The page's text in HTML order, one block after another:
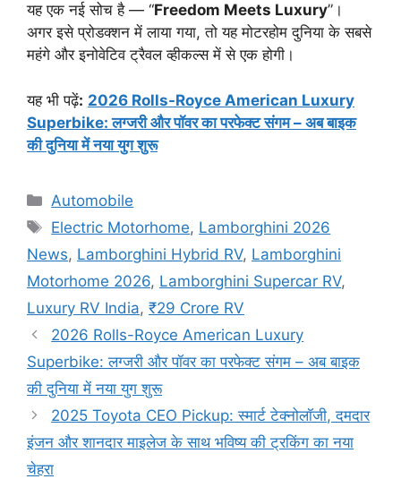
यह एक नई सोच है — “Freedom Meets Luxury”।
अगर इसे प्रोडक्शन में लाया गया, तो यह मोटरहोम दुनिया के सबसे
महंगे और इनोवेटिव ट्रैवल व्हीकल्स में से एक होगी।
यह भी पढ़ें: 2026 Rolls-Royce American Luxury
Superbike: लग्जरी और पॉवर का परफेक्ट संगम – अब बाइक
की दुनिया में नया युग शुरू
Categories
Automobile
Tags
Electric Motorhome, Lamborghini 2026
News, Lamborghini Hybrid RV, Lamborghini
Motorhome 2026, Lamborghini Supercar RV,
Luxury RV India, ₹29 Crore RV
2026 Rolls-Royce American Luxury
Superbike: लग्जरी और पॉवर का परफेक्ट संगम – अब बाइक
की दुनिया में नया युग शुरू
2025 Toyota CEO Pickup: स्मार्ट टेक्नोलॉजी, दमदार
इंजन और शानदार माइलेज के साथ भविष्य की ट्रकिंग का नया
चेहरा